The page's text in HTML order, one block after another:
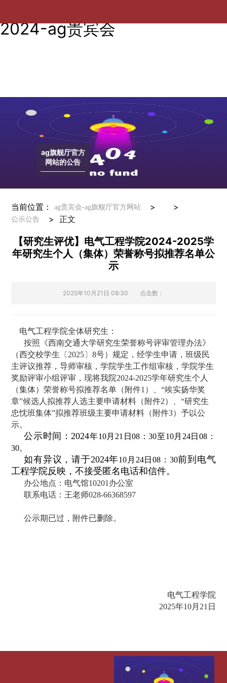
2024-ag贵宾会
ag旗舰厅官方
网站的公告
当前位置： ag贵宾会-ag旗舰厅官方网站 > >
公示公告 > 正文
【研究生评优】电气工程学院2024-2025学
年研究生个人（集体）荣誉称号拟推荐名单公
示
2025年10月21日 08:30 点击数：
电气工程学院全体研究生：
按照《西南交通大学研究生荣誉称号评审管理办法》
（西交校学生〔2025〕8号）规定，经学生申请，班级民
主评议推荐，导师审核，学院学生工作组审核，学院学生
奖励评审小组评审，现将我院2024-2025学年研究生个人
（集体）荣誉称号拟推荐名单（附件1）、“竢实扬华奖
章”候选人拟推荐人选主要申请材料（附件2）、“研究生
忠忱班集体”拟推荐班级主要申请材料（附件3）予以公
示。
公示时间：2024年10月21日08：30至10月24日08：
30。
如有异议，请于2024年10月24日08：30前到电气
工程学院反映，不接受匿名电话和信件。
办公地点：电气馆10201办公室
联系电话：王老师028-66368597
公示期已过，附件已删除。
电气工程学院
2025年10月21日